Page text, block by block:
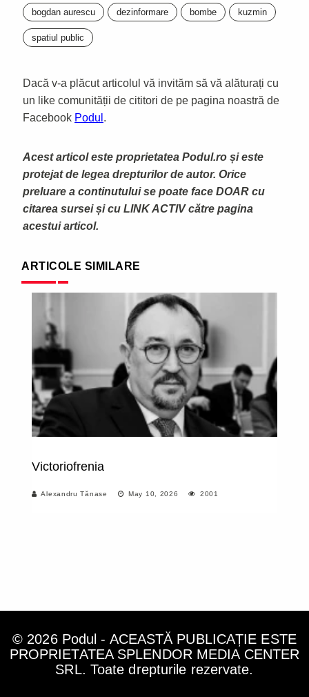
bogdan aurescu dezinformare bombe kuzmin
spatiul public
Dacă v-a plăcut articolul vă invităm să vă alăturați cu
un like comunității de cititori de pe pagina noastră de
Facebook Podul .
Acest articol este proprietatea Podul.ro și este
protejat de legea drepturilor de autor. Orice
preluare a continutului se poate face DOAR cu
citarea sursei și cu LINK ACTIV către pagina
acestui articol.
ARTICOLE SIMILARE
Victoriofrenia
Alexandru Tănase May 10, 2026 2001
© 2026 Podul - ACEASTĂ PUBLICAȚIE ESTE
PROPRIETATEA SPLENDOR MEDIA CENTER
SRL. Toate drepturile rezervate.